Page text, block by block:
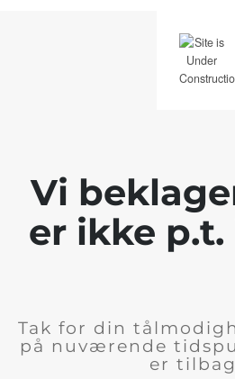
Vi
er ikke
Tak for din
på nuværende
er